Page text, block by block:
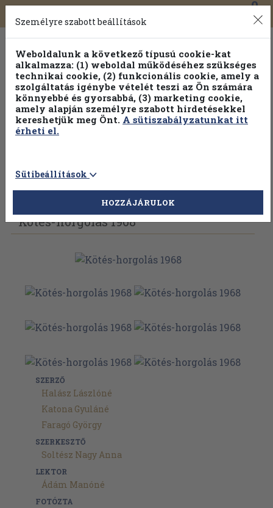
Toggle
navigation
0
Válogasson több mint 30 000 kötet közül
Hobbi témakörökben20% kedvezménnyel!
Vissza az előző oldalra Válasszon példányt
Kötés-horgolás 1968
SZERZŐ
Halász Lászlóné
Katona Gyuláné
Faragó György
SZERKESZTŐ
Soltész Nagy Anna
LEKTOR
Ádám Manóné
FOTÓZTA
Személyre szabott beállítások
Weboldalunk a következő típusú cookie-kat
alkalmazza: (1) weboldal működéséhez szükséges
technikai cookie, (2) funkcionális cookie, amely a
szolgáltatás igénybe vételét teszi az Ön számára
könnyebbé és gyorsabbá, (3) marketing cookie,
amely alapján személyre szabott hirdetésekkel
kereshetjük meg Önt. A sütiszabályzatunkat itt
érheti el.
Sütibeállítások
HOZZÁJÁRULOK